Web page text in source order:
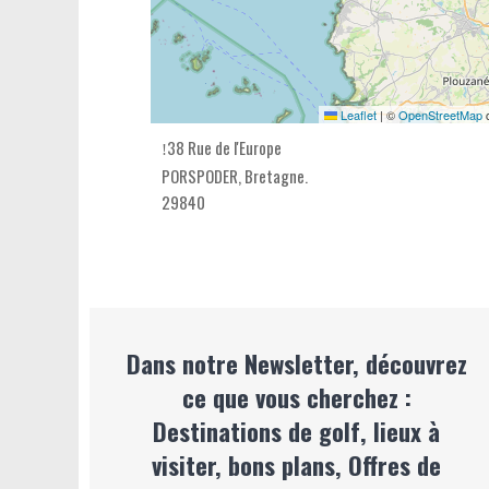
Leaflet|©OpenStreetMap
38 Rue de l'Europe
PORSPODER, Bretagne.
29840
Dans notre Newsletter, découvrez
ce que vous cherchez :
Destinations de golf, lieux à
visiter, bons plans, Offres de